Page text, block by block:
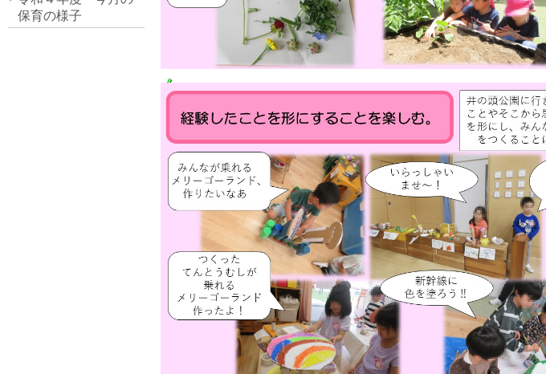
保育の様子